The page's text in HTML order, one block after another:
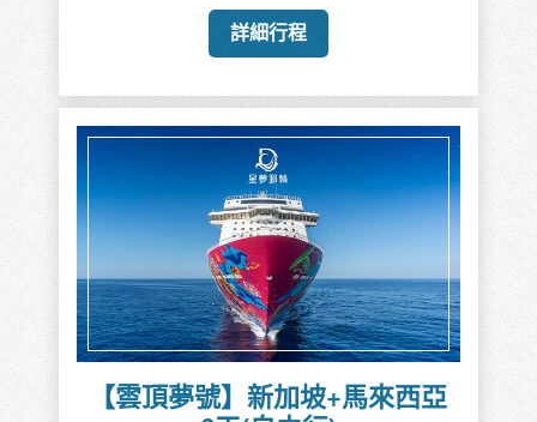
詳細行程
【雲頂夢號】新加坡+馬來西亞